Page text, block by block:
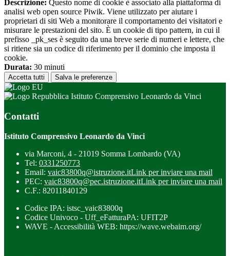
Descrizione: Questo nome di cookie è associato alla piattaforma di
analisi web open source Piwik. Viene utilizzato per aiutare i
proprietari di siti Web a monitorare il comportamento dei visitatori e
misurare le prestazioni del sito. È un cookie di tipo pattern, in cui il
prefisso _pk_ses è seguito da una breve serie di numeri e lettere, che
si ritiene sia un codice di riferimento per il dominio che imposta il
cookie.
Durata: 30 minuti
Accetta tutti Salva le preferenze
Istituto Comprensivo Leonardo da Vinci
Contatti
Istituto Comprensivo Leonardo da Vinci
via Marconi, 4 - 21019 Somma Lombardo (VA)
Tel: 0331250773
Email: vaic83800q@istruzione.itLink per inviare una mail
PEC: vaic83800q@pec.istruzione.itLink per inviare una mail
C.F.: 82011840129
Codice IPA: istsc_vaic83800q
Codice Univoco - Uff_eFatturaPA: UFIT2P
WAVE - Accessibilità WEB: https://wave.webaim.org/